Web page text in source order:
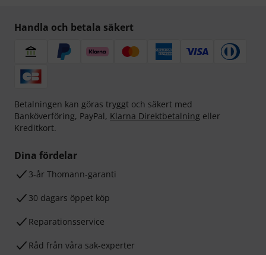
Handla och betala säkert
Betalningen kan göras tryggt och säkert med
Banköverföring, PayPal, Klarna Direktbetalning eller
Kreditkort.
Dina fördelar
3-år Thomann-garanti
30 dagars öppet köp
Reparationsservice
Råd från våra sak-experter